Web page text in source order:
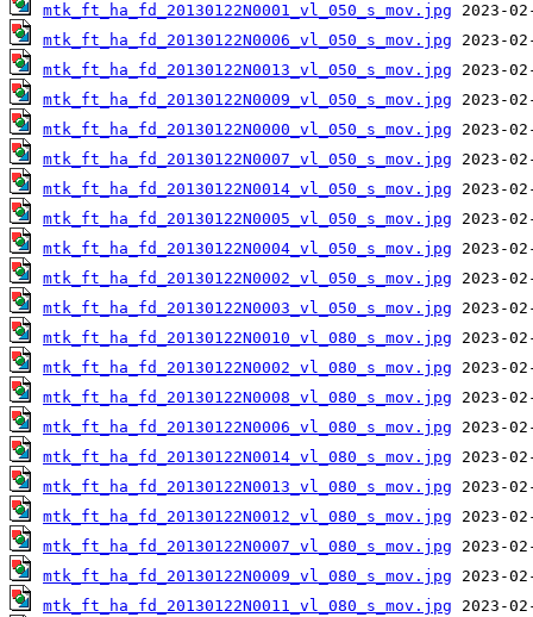
mtk_ft_ha_fd_20130122N0001_vl_050_s_mov.jpg
mtk_ft_ha_fd_20130122N0006_vl_050_s_mov.jpg
mtk_ft_ha_fd_20130122N0013_vl_050_s_mov.jpg
mtk_ft_ha_fd_20130122N0009_vl_050_s_mov.jpg
mtk_ft_ha_fd_20130122N0000_vl_050_s_mov.jpg
mtk_ft_ha_fd_20130122N0007_vl_050_s_mov.jpg
mtk_ft_ha_fd_20130122N0014_vl_050_s_mov.jpg
mtk_ft_ha_fd_20130122N0005_vl_050_s_mov.jpg
mtk_ft_ha_fd_20130122N0004_vl_050_s_mov.jpg
mtk_ft_ha_fd_20130122N0002_vl_050_s_mov.jpg
mtk_ft_ha_fd_20130122N0003_vl_050_s_mov.jpg
mtk_ft_ha_fd_20130122N0010_vl_080_s_mov.jpg
mtk_ft_ha_fd_20130122N0002_vl_080_s_mov.jpg
mtk_ft_ha_fd_20130122N0008_vl_080_s_mov.jpg
mtk_ft_ha_fd_20130122N0006_vl_080_s_mov.jpg
mtk_ft_ha_fd_20130122N0014_vl_080_s_mov.jpg
mtk_ft_ha_fd_20130122N0013_vl_080_s_mov.jpg
mtk_ft_ha_fd_20130122N0012_vl_080_s_mov.jpg
mtk_ft_ha_fd_20130122N0007_vl_080_s_mov.jpg
mtk_ft_ha_fd_20130122N0009_vl_080_s_mov.jpg
mtk_ft_ha_fd_20130122N0011_vl_080_s_mov.jpg